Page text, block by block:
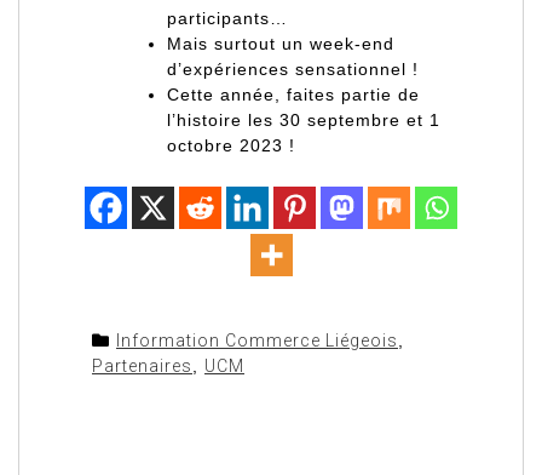
participants…
Mais surtout un week-end
d’expériences sensationnel !
Cette année, faites partie de
l’histoire les 30 septembre et 1
octobre 2023 !
Information Commerce Liégeois
Partenaires
UCM